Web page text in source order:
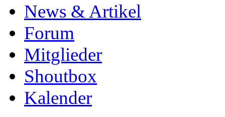
News & Artikel
Forum
Mitglieder
Shoutbox
Kalender